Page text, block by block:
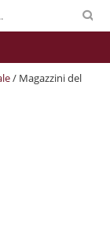
/ Magazzini del